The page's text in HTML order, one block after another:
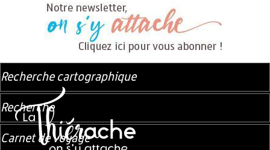
Recherche cartographique
Recherche
Carnet de voyage